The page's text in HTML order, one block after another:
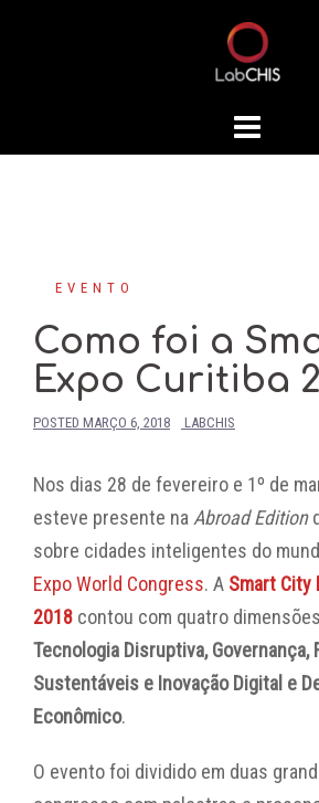
EVENTO
Como foi a
Expo Curitiba
POSTED MARÇO 6, 2018 LABCHIS
Nos dias 28 de fevereiro e 1º de
esteve presente na Abroad Edition
sobre cidades inteligentes do
Expo World Congress. A Smart City
2018 contou com quatro
Tecnologia Disruptiva, Governança,
Sustentáveis e Inovação Digital e
Econômico.
O evento foi dividido em duas